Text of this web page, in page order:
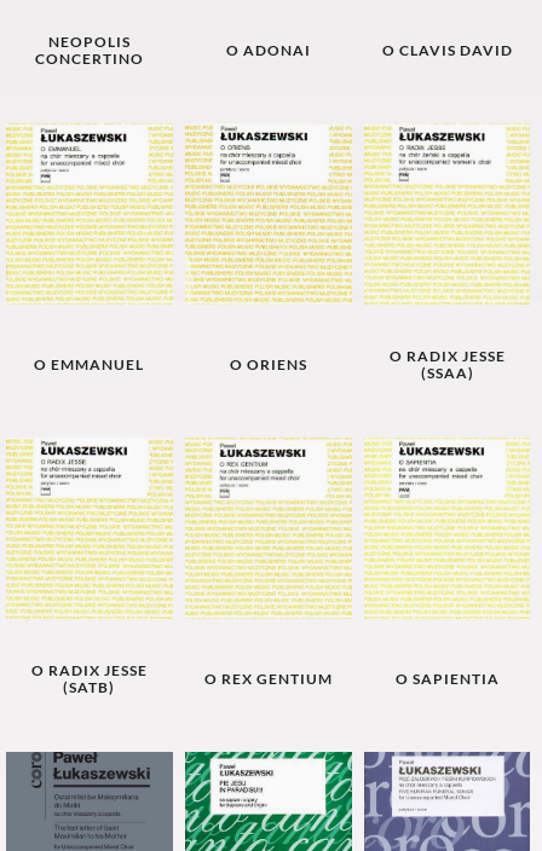
NEOPOLIS
CONCERTINO
O ADONAI O CLAVIS DAVID
O EMMANUEL O ORIENS
O RADIX JESSE
(SSAA)
O RADIX JESSE
(SATB)
O REX GENTIUM O SAPIENTIA